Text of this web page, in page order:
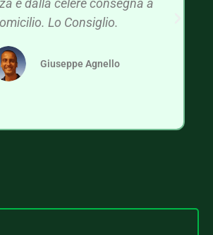
e dalla celere consegna a
Lo Consiglio.
Giuseppe Agnello